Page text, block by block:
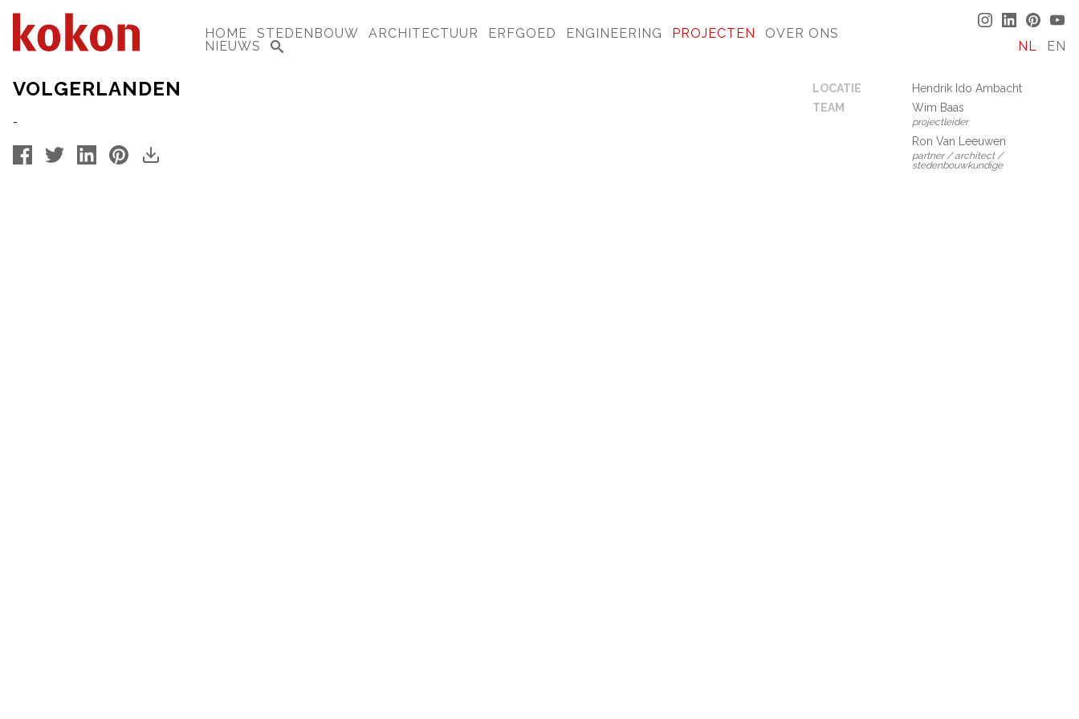
HOME STEDENBOUW ARCHITECTUUR ERFGOED ENGINEERING PROJECTEN
OVER ONS
NIEUWS
NL EN
VOLGERLANDEN
-
LOCATIE
Hendrik Ido Ambacht
TEAM
Wim Baas
projectleider
Ron Van Leeuwen
partner / architect /
stedenbouwkundige